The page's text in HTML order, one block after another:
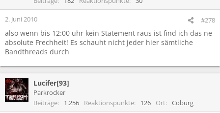
2. Juni 2010 #278
also wenn bis 12:00 uhr kein Statement raus ist find ich das ne
absolute Frechheit! Es schauht nicht jeder hier sämtliche
Bandthreads durch
Lucifer[93]
Parkrocker
Beiträge
1.256 Reaktionspunkte 126 Ort Coburg